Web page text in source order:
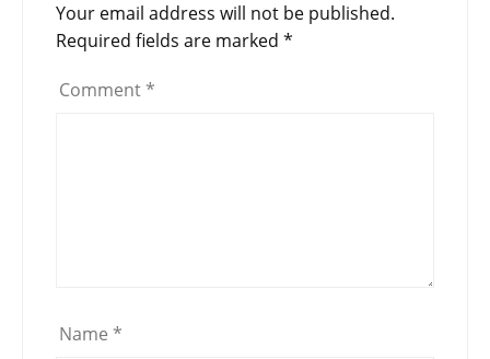
Your email address will not be published.
Required fields are marked *
Comment *
Name *